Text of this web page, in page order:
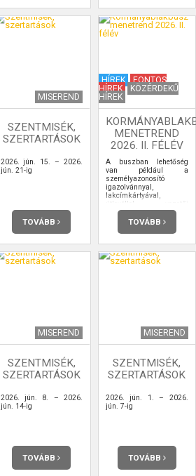
MISEREND
SZENTMISÉK,
SZERTARTÁSOK
2026. jún. 15. – 2026.
jún. 21-ig
TOVÁBB
HÍREK
FONTOS
HÍREK
KÖZÉRDEKŰ
HÍREK
MENETREND
2026. II. FÉLÉV
A buszban lehetőség
van például a
személyazonosító
igazolvánnyal,
lakcímkártyával,
útlevéllel, vezetői
engedéllyel kapcsolatos
ügyintézésre,
TOVÁBB
MISEREND
SZENTMISÉK,
SZERTARTÁSOK
2026. jún. 8. – 2026.
jún. 14-ig
TOVÁBB
MISEREND
SZENTMISÉK,
SZERTARTÁSOK
2026. jún. 1. – 2026.
jún. 7-ig
TOVÁBB